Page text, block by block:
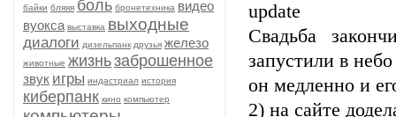
байки бляяя боль бронетехника видео
вуокса выставка выходные
диалоги дизельпанк друзья железо
животные жизньзаброшенное
звук игры индастриал история
киберпанк кино компьютер
update
Свадьба
запустили в
он медленно и
2) на сайте